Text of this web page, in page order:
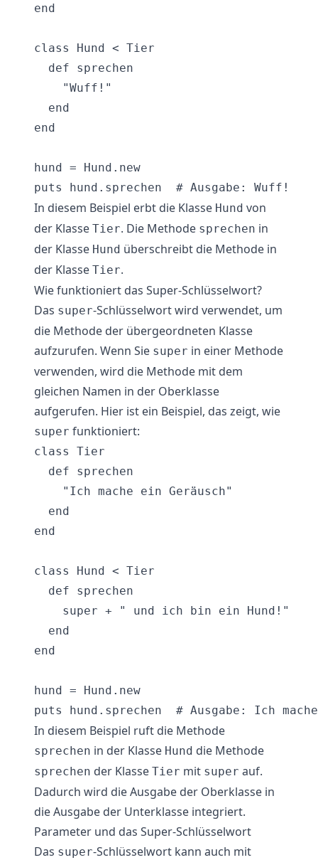
end
class Hund < Tier
  def sprechen
    "Wuff!"
  end
end
hund = Hund.new
In diesem Beispiel erbt die Klasse Hund von
der Klasse Tier. Die Methode sprechen in
der Klasse Hund überschreibt die Methode in
der Klasse Tier.
Wie funktioniert das Super-Schlüsselwort?
Das super-Schlüsselwort wird verwendet, um
die Methode der übergeordneten Klasse
aufzurufen. Wenn Sie super in einer Methode
verwenden, wird die Methode mit dem
gleichen Namen in der Oberklasse
aufgerufen. Hier ist ein Beispiel, das zeigt, wie
super funktioniert:
class Tier
  def sprechen
    "Ich mache ein Geräusch"
  end
end
class Hund < Tier
  def sprechen
    super + " und ich bin ein Hund!"
  end
end
hund = Hund.new
In diesem Beispiel ruft die Methode
sprechen in der Klasse Hund die Methode
sprechen der Klasse Tier mit super auf.
Dadurch wird die Ausgabe der Oberklasse in
die Ausgabe der Unterklasse integriert.
Parameter und das Super-Schlüsselwort
Das super-Schlüsselwort kann auch mit